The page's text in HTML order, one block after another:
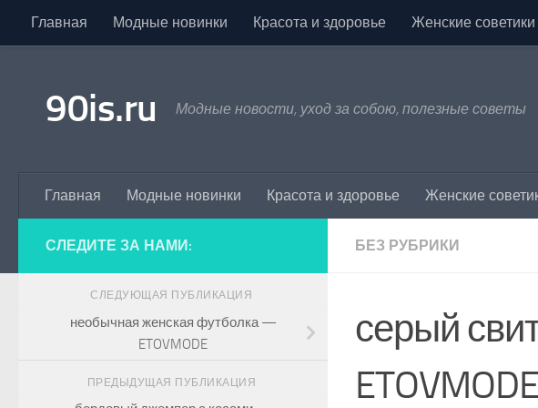
Skip to content
Главная Модные новинки Красота и здоровье Женские советики
90is.ru Модные новости, уход за собою, полезные советы
Главная Модные новинки Красота и здоровье Женские
БЕЗ РУБРИКИ
серый
ETOVMODE
СЛЕДИТЕ ЗА НАМИ:
СЛЕДУЮЩАЯ ПУБЛИКАЦИЯ
необычная женская футболка —
ETOVMODE
ПРЕДЫДУЩАЯ ПУБЛИКАЦИЯ